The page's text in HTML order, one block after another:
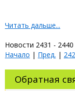
Читать дальше...
Новости 2431 - 2440
Начало | Пред. | 242
Обратная